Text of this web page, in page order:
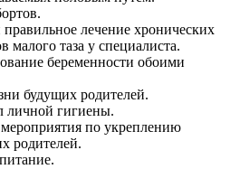
лечение хронических
малого таза у специалиста.
беременности обоими
будущих родителей.
личной гигиены.
по укреплению
родителей.